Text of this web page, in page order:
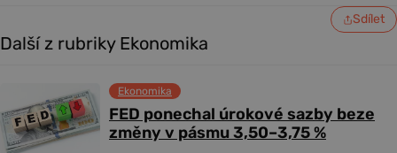
Sdílet
Další z rubriky Ekonomika
FED ponechal úrokové sazby beze
změny v pásmu 3,50–3,75 %
Ekonomika